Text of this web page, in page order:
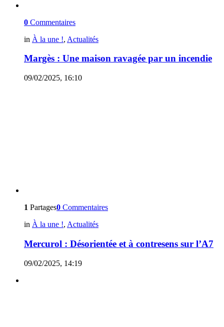
0 Commentaires
in À la une !, Actualités
Margès : Une maison ravagée par un incendie
09/02/2025, 16:10
1 Partages0 Commentaires
in À la une !, Actualités
Mercurol : Désorientée et à contresens sur l’A7
09/02/2025, 14:19